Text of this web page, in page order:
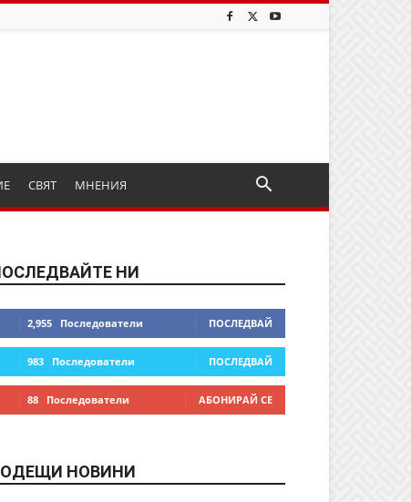
СВЯТ МНЕНИЯ
НИ
2,955 Последователи ПОСЛЕДВАЙ
983 Последователи ПОСЛЕДВАЙ
88 Последователи АБОНИРАЙ СЕ
НОВИНИ